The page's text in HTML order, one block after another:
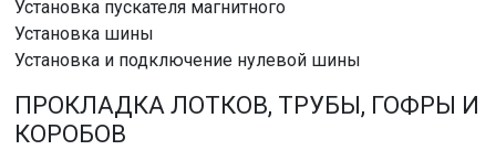
Установка пускателя магнитного
Установка шины
Установка и подключение нулевой шины
ПРОКЛАДКА ЛОТКОВ, ТРУБЫ, ГОФРЫ И
КОРОБОВ